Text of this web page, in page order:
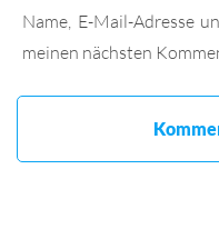
Name, E-Mail-Adresse
meinen nächsten